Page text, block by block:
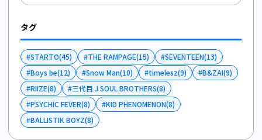
タグ
#STARTO(45) #THE RAMPAGE(15) #SEVENTEEN(13)
#Boys be(12) #Snow Man(10) #timelesz(9) #B&ZAI(9)
#RIIZE(8) #三代目 J SOUL BROTHERS(8)
#PSYCHIC FEVER(8) #KID PHENOMENON(8)
#BALLISTIK BOYZ(8)